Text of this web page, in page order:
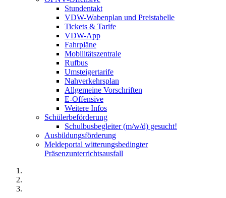
Stundentakt
VDW-Wabenplan und Preistabelle
Tickets & Tarife
VDW-App
Fahrpläne
Mobilitätszentrale
Rufbus
Umsteigertarife
Nahverkehrsplan
Allgemeine Vorschriften
E-Offensive
Weitere Infos
Schülerbeförderung
Schulbusbegleiter (m/w/d) gesucht!
Ausbildungsförderung
Meldeportal witterungsbedingter
Präsenzunterrichtsausfall